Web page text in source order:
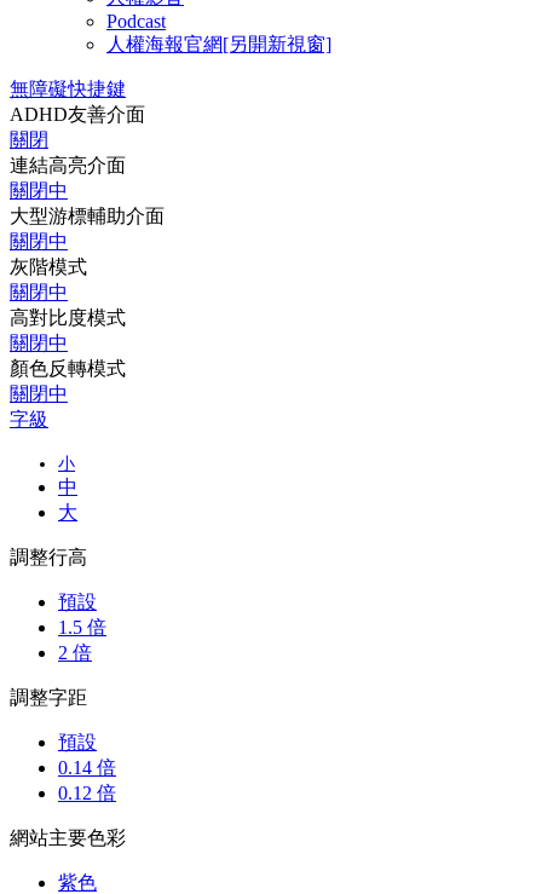
Podcast
人權海報官網[另開新視窗]
無障礙快捷鍵
ADHD友善介面
關閉
連結高亮介面
關閉中
大型游標輔助介面
關閉中
灰階模式
關閉中
高對比度模式
關閉中
顏色反轉模式
關閉中
字級
小
中
大
調整行高
預設
1.5 倍
2 倍
調整字距
預設
0.14 倍
0.12 倍
網站主要色彩
紫色